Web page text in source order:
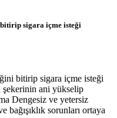
sigara içme isteği
bitirip sigara içme isteği
şekerinin ani yükselip
Dengesiz ve yetersiz
bağışıklık sorunları ortaya